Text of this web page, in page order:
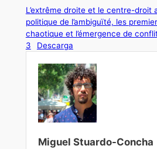
L’extrême droite et le centre-droit
politique de l’ambiguïté, les
chaotique et l’émergence de
3
Descarga
Miguel Stuardo-Concha